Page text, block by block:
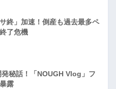
終」加速！倒産も過去最多ペ
了危機
発秘話！「NOUGH Vlog」フ
露